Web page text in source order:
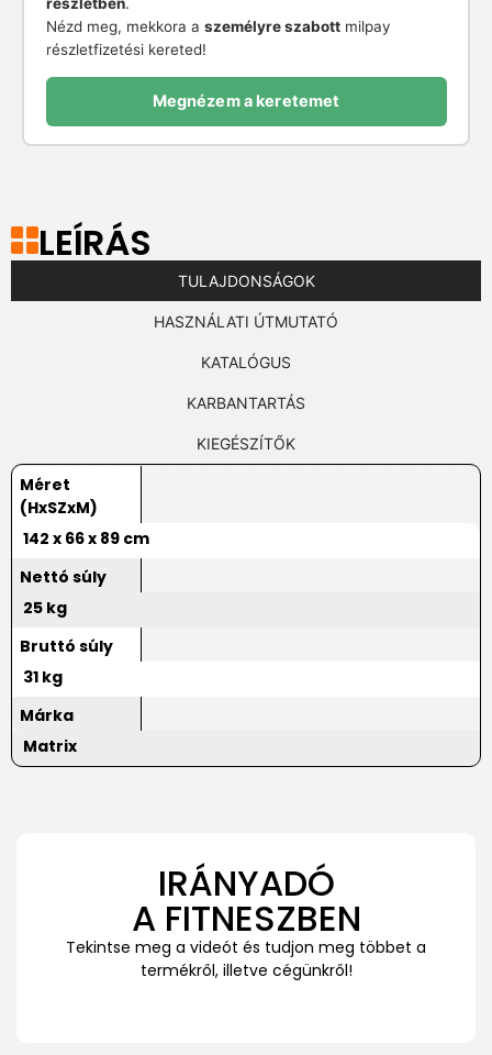
részletben.
Nézd meg, mekkora a személyre szabottmilpay
részletfizetési kereted!
Megnézem a keretemet
LEÍRÁS
TULAJDONSÁGOK
HASZNÁLATI ÚTMUTATÓ
KATALÓGUS
KARBANTARTÁS
KIEGÉSZÍTŐK
Méret
(HxSZxM)
142 x 66 x 89 cm
Nettó súly
25 kg
Bruttó súly
31 kg
Márka
Matrix
IRÁNYADÓ
A FITNESZBEN
Tekintse meg a videót és tudjon meg többet a
termékről, illetve cégünkről!